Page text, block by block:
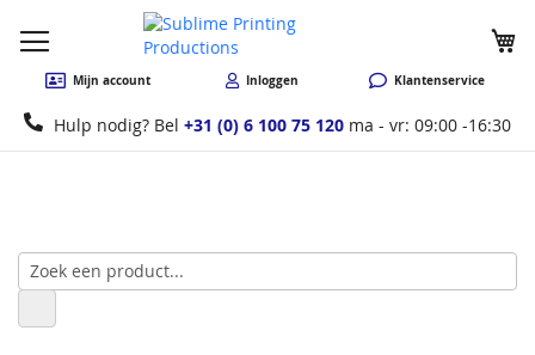
Mijn account Inloggen Klantenservice
Hulp nodig? Bel +31 (0) 6 100 75 120 ma - vr: 09:00 -16:30